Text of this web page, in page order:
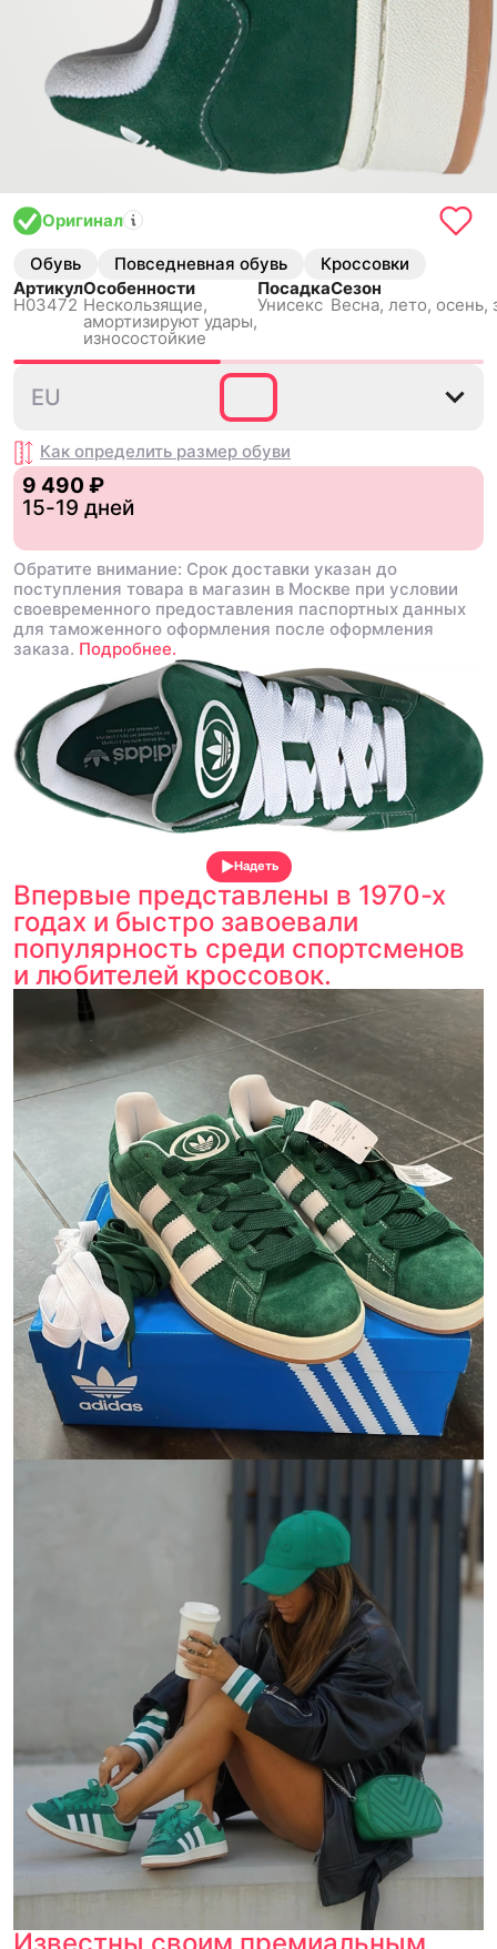
Оригинал
Обувь Повседневная обувь
Кроссовки
Артикул
H03472
Особенности
Нескользящиe,
амортизируют удары,
износостойкие
Посадка
Унисекс
Сезон
Весна, лето, осень,
38
EU
Как определить размер обуви
9 490 ₽
15-19 дней
Обратите внимание: Срок доставки указан до
поступления товара в магазин в Москве при условии
своевременного предоставления паспортных данных
для таможенного оформления после оформления
заказа. Подробнее.
Надеть
Впервые представлены в 1970-х
годах и быстро завоевали
популярность среди спортсменов
и любителей кроссовок.
Известны своим премиальным